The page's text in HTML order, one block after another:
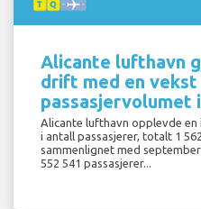
Alicante lufthavn
drift med en vekst
passasjervolumet
Alicante lufthavn opplevde en
i antall passasjerer, totalt 1
sammenlignet med
552 541 passasjerer...